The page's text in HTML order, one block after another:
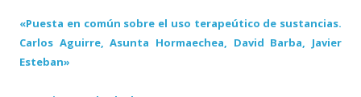
«Puesta en común sobre el uso terapeútico de sustancias.
Carlos Aguirre, Asunta Hormaechea, David Barba, Javier
Esteban»